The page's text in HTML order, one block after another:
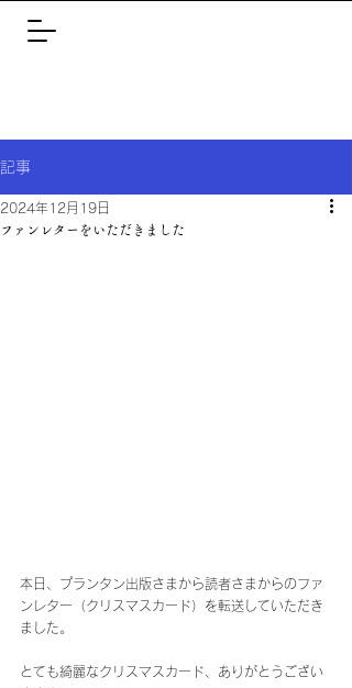
記事
ファンレターをいただきました
2024年12月19日
本日、プランタン出版さまから読者さまからのファ
ンレター（クリスマスカード）を転送していただき
ました。
とても綺麗なクリスマスカード、ありがとうござい